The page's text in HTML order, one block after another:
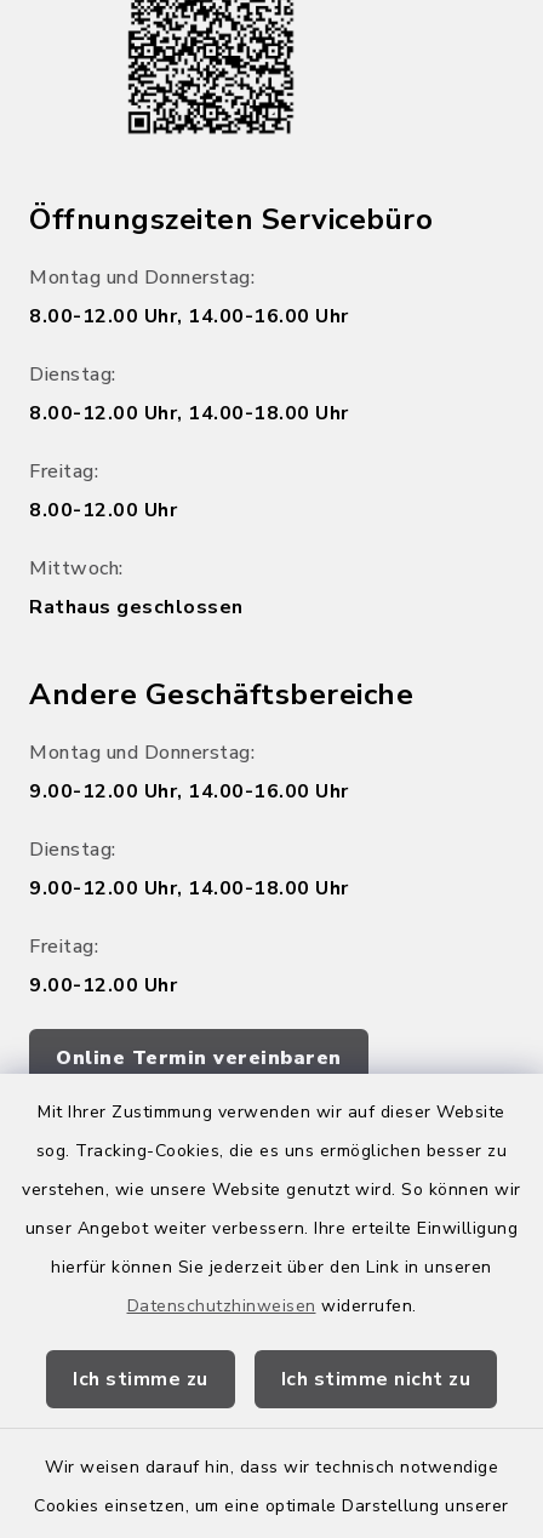
Mit Ihrer Zustimmung verwenden wir auf dieser Website
sog. Tracking-Cookies, die es uns ermöglichen besser zu
verstehen, wie unsere Website genutzt wird. So können wir
unser Angebot weiter verbessern. Ihre erteilte Einwilligung
hierfür können Sie jederzeit über den Link in unseren
Datenschutzhinweisen widerrufen.
Ich stimme zu Ich stimme nicht zu
Wir weisen darauf hin, dass wir technisch notwendige
Cookies einsetzen, um eine optimale Darstellung unserer
Öffnungszeiten Servicebüro
Montag und Donnerstag:
8.00-12.00 Uhr, 14.00-16.00 Uhr
Dienstag:
8.00-12.00 Uhr, 14.00-18.00 Uhr
Freitag:
8.00-12.00 Uhr
Mittwoch:
Rathaus geschlossen
Andere Geschäftsbereiche
Montag und Donnerstag:
9.00-12.00 Uhr, 14.00-16.00 Uhr
Dienstag:
9.00-12.00 Uhr, 14.00-18.00 Uhr
Freitag:
9.00-12.00 Uhr
Online Termin vereinbaren
Quicklinks
Kreis Bergstraße
Wirtschaftsregion Bergstraße
Kontakt